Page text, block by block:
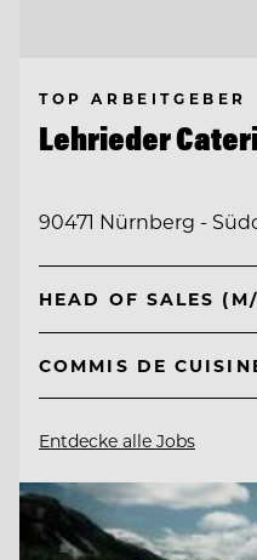
TOP ARBEITGEBER
Lehrieder
90471 Nürnberg -
HEAD OF SALES
COMMIS DE
Entdecke alle Jobs